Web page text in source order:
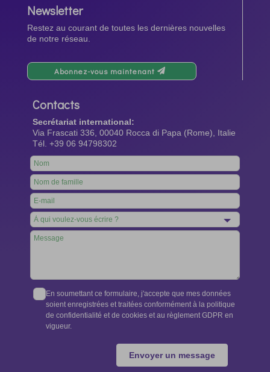
Newsletter
Restez au courant de toutes les dernières nouvelles
de notre réseau.
Abonnez-vous maintenant
Contacts
Secrétariat international:
Via Frascati 336, 00040 Rocca di Papa (Rome), Italie
Tél. +39 06 94798302
Leave
this
field
blank
En soumettant ce formulaire, j'accepte que mes données
soient enregistrées et traitées conformément à la politique
de confidentialité et de cookies et au règlement GDPR en
vigueur.
Envoyer un message